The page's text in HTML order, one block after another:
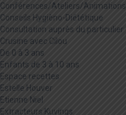
Conférences/Ateliers/Animations
Conseils Hygièno-Diététique
Consultation auprès du particulier
Crusine avec Cilou
De 0 à 3 ans
Enfants de 3 à 10 ans
Espace recettes
Estelle Houver
Etienne Niel
Extracteurs Kuvings